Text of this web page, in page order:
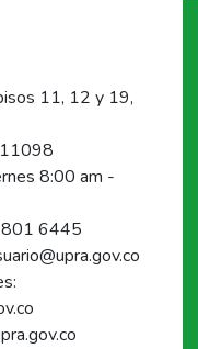
11, 12 y 19,
8:00 am -
801 6445